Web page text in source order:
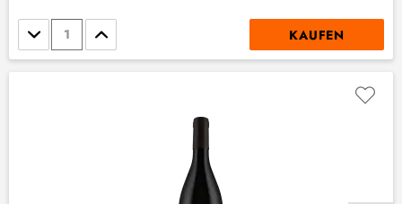
Stückzahl KAUFEN